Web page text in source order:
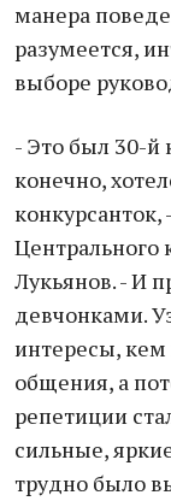
манера
разумеется,
выборе
- Это был 30-й
конечно,
конкурсанток,
Лукьянов. - И
девчонками.
интересы,
общения, а
репетиции
сильные,
трудно было